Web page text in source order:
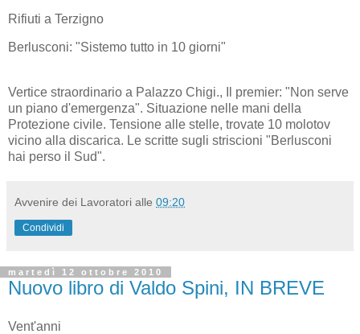
Rifiuti a Terzigno
Berlusconi: "Sistemo tutto in 10 giorni"
Vertice straordinario a Palazzo Chigi., Il premier: "Non serve
un piano d'emergenza". Situazione nelle mani della
Protezione civile. Tensione alle stelle, trovate 10 molotov
vicino alla discarica. Le scritte sugli striscioni "Berlusconi
hai perso il Sud".
Avvenire dei Lavoratori alle 09:20
Condividi
martedì 12 ottobre 2010
Nuovo libro di Valdo Spini, IN BREVE
Vent'anni